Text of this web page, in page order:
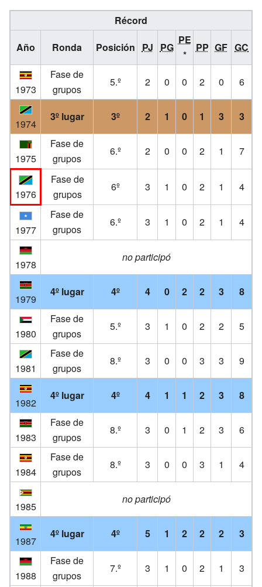
Récord
Año
Ronda Posición PJ PG
PE
*
PP GF GC
1973
Fase de
grupos
5.º 2 0 0 2 0 6
1974
3º lugar 3º 2 1 0 1 3 3
1975
Fase de
grupos
6.º 2 0 0 2 1 7
1976
Fase de
grupos
6º 3 1 0 2 1 4
1977
Fase de
grupos
6.º 3 1 0 2 1 4
1978
no participó
1979
4º lugar 4º 4 0 2 2 3 8
1980
Fase de
grupos
5.º 3 1 0 2 2 5
1981
Fase de
grupos
8.º 3 0 0 3 3 9
1982
4º lugar 4º 4 1 1 2 3 8
1983
Fase de
grupos
8.º 3 0 1 2 3 6
1984
Fase de
grupos
8.º 3 0 0 3 1 4
1985
no participó
1987
4º lugar 4º 5 1 2 2 2 3
1988
Fase de
grupos
7.º 3 1 0 2 1 3